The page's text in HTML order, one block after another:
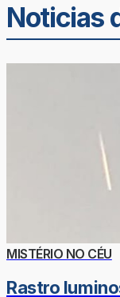
Noticias
MISTÉRIO NO CÉU
Rastro